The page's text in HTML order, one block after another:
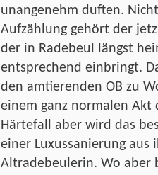
unangenehm duften.
Aufzählung gehört der
der in Radebeul längst
entsprechend einbringt.
den amtierenden OB zu
einem ganz normalen Akt
Härtefall aber wird das
einer Luxussanierung
Altradebeulerin. Wo aber